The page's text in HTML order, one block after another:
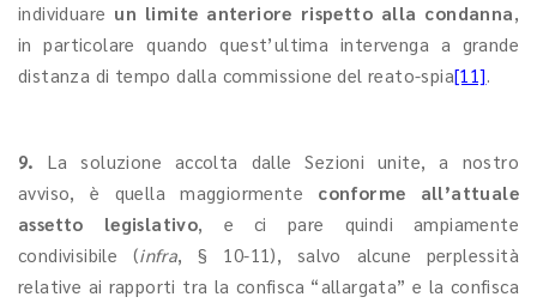
individuare un limite anteriore rispetto alla condanna,
in particolare quando quest’ultima intervenga a grande
distanza di tempo dalla commissione del reato-spia[11].
9. La soluzione accolta dalle Sezioni unite, a nostro
avviso, è quella maggiormente conforme all’attuale
assetto legislativo, e ci pare quindi ampiamente
condivisibile (infra, § 10-11), salvo alcune perplessità
relative ai rapporti tra la confisca “allargata” e la confisca